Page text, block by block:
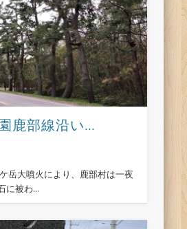
鹿部線沿い...
岳大噴火により、鹿部村は一夜
に被わ...